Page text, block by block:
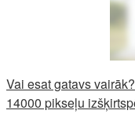
Vai esat gatavs
14000 pikseļu